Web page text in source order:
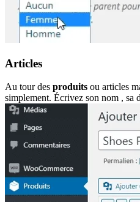
Articles
Au tour des produits ou articles
simplement. Écrivez son nom ,